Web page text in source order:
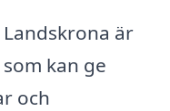
är
kan ge
och